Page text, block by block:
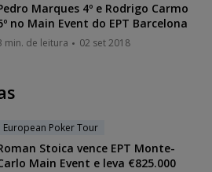
Marques 4º e Rodrigo Carmo
no Main Event do EPT Barcelona
min. de leitura 02 set 2018
European Poker Tour
Stoica vence EPT Monte-
Main Event e leva €825.000